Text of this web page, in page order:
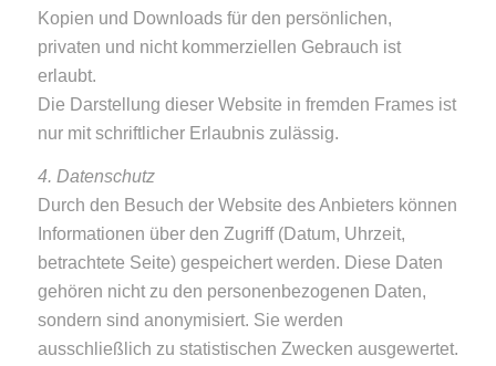
Kopien und Downloads für den persönlichen,
privaten und nicht kommerziellen Gebrauch ist
erlaubt.
Die Darstellung dieser Website in fremden Frames ist
nur mit schriftlicher Erlaubnis zulässig.
4. Datenschutz
Durch den Besuch der Website des Anbieters können
Informationen über den Zugriff (Datum, Uhrzeit,
betrachtete Seite) gespeichert werden. Diese Daten
gehören nicht zu den personenbezogenen Daten,
sondern sind anonymisiert. Sie werden
ausschließlich zu statistischen Zwecken ausgewertet.